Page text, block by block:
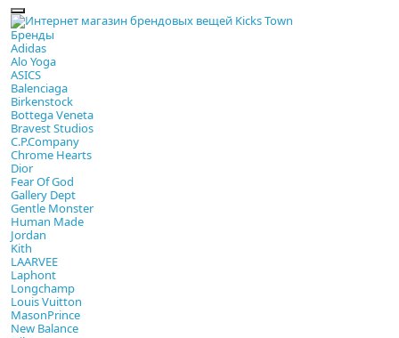
Бренды
Adidas
Alo Yoga
ASICS
Balenciaga
Birkenstock
Bottega Veneta
Bravest Studios
C.P.Company
Chrome Hearts
Dior
Fear Of God
Gallery Dept
Gentle Monster
Human Made
Jordan
Kith
LAARVEE
Laphont
Longchamp
Louis Vuitton
MasonPrince
New Balance